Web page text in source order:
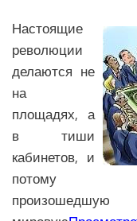
Медицина Азии
Наука Азии
Образование Азии
Общество Азии
Климат Азии
БЛИЖНИЙ ВОСТОК
Анализ событий
Настоящие
революции
делаются не
на
площадях, а
в тиши
кабинетов, и
потому